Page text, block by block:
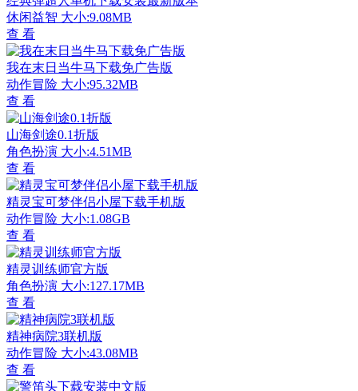
休闲益智 大小:9.08MB
查 看
我在末日当牛马下载免广告版
动作冒险 大小:95.32MB
查 看
山海剑途0.1折版
角色扮演 大小:4.51MB
查 看
精灵宝可梦伴侣小屋下载手机版
动作冒险 大小:1.08GB
查 看
精灵训练师官方版
角色扮演 大小:127.17MB
查 看
精神病院3联机版
动作冒险 大小:43.08MB
查 看